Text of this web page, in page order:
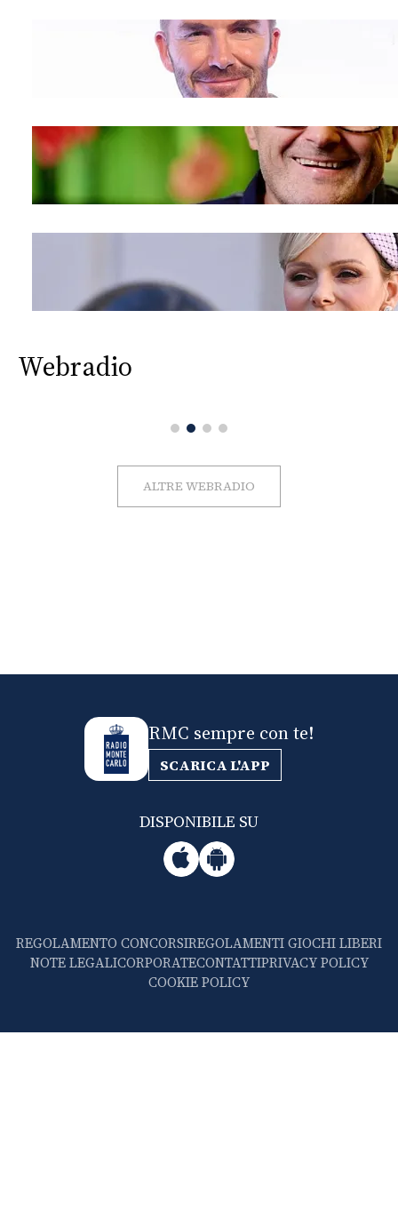
Webradio
ALTRE WEBRADIO
RMC sempre con te!
SCARICA L'APP
DISPONIBILE SU
REGOLAMENTO CONCORSIREGOLAMENTI GIOCHI LIBERI
NOTE LEGALICORPORATECONTATTIPRIVACY POLICY
COOKIE POLICY